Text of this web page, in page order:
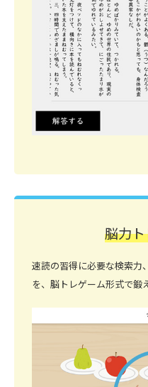
脳力
速読の習得に必要な検索力
を、脳トレゲーム形式で鍛